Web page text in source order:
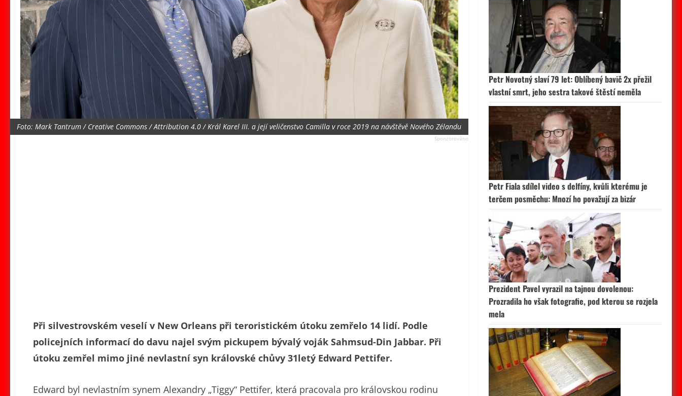
Foto: Mark Tantrum / Creative Commons / Attribution 4.0 / Král Karel III. a její veličenstvo Camilla v roce 2019 na návštěvě Nového Zélandu
Při silvestrovském veselí v New Orleans při teroristickém útoku zemřelo 14 lidí. Podle
policejních informací do davu najel svým pickupem bývalý voják Sahmsud-Din Jabbar. Při
útoku zemřel mimo jiné nevlastní syn královské chůvy 31letý Edward Pettifer.
Edward byl nevlastním synem Alexandry „Tiggy“ Pettifer, která pracovala pro královskou rodinu
Petr Novotný slaví 79 let: Oblíbený bavič 2x přežil
vlastní smrt, jeho sestra takové štěstí neměla
Petr Fiala sdílel video s delfíny, kvůli kterému je
terčem posměchu: Mnozí ho považují za bizár
Prezident Pavel vyrazil na tajnou dovolenou:
Prozradila ho však fotografie, pod kterou se rozjela
mela